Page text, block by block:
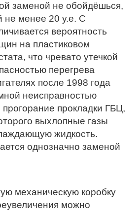
заменой не обойдёшься,
не менее 20 у.е. С
вероятность
на пластиковом
что чревато утечкой
перегрева
после 1998 года
неисправностью
прокладки ГБЦ,
выхлопные газы
жидкость.
однозначно заменой
механическую коробку
можно